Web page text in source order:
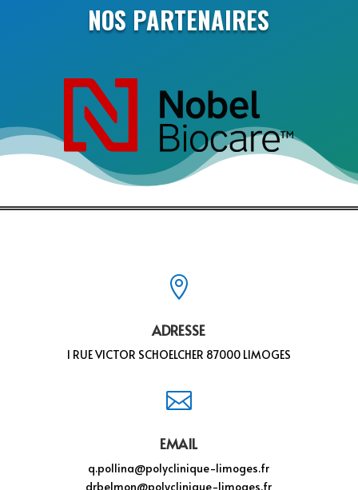
NOS PARTENAIRES

ADRESSE
1 RUE VICTOR SCHOELCHER 87000 LIMOGES

EMAIL
q.pollina@polyclinique-limoges.fr
drbelmon@polyclinique-limoges.fr